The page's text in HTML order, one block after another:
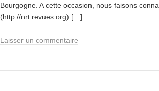
Bourgogne. A cette occasion, nous faisons
(http://nrt.revues.org) […]
Laisser un commentaire